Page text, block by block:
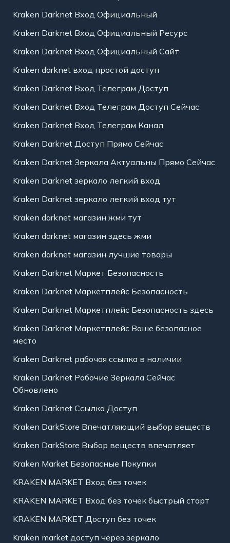
Kraken Darknet Вход Официальный
Kraken Darknet Вход Официальный Ресурс
Kraken Darknet Вход Официальный Сайт
Kraken darknet вход простой доступ
Kraken Darknet Вход Телеграм Доступ
Kraken Darknet Вход Телеграм Доступ Сейчас
Kraken Darknet Вход Телеграм Канал
Kraken Darknet Доступ Прямо Сейчас
Kraken Darknet Зеркала Актуальны Прямо Сейчас
Kraken Darknet зеркало легкий вход
Kraken Darknet зеркало легкий вход тут
Kraken darknet магазин жми тут
Kraken darknet магазин здесь жми
Kraken darknet магазин лучшие товары
Kraken Darknet Маркет Безопасность
Kraken Darknet Маркетплейс Безопасность
Kraken Darknet Маркетплейс Безопасность здесь
Kraken Darknet Маркетплейс Ваше безопасное
место
Kraken Darknet рабочая ссылка в наличии
Kraken Darknet Рабочие Зеркала Сейчас
Обновлено
Kraken Darknet Ссылка Доступ
Kraken DarkStore Впечатляющий выбор веществ
Kraken DarkStore Выбор веществ впечатляет
Kraken Market Безопасные Покупки
KRAKEN MARKET Вход без точек
KRAKEN MARKET Вход без точек быстрый старт
KRAKEN MARKET Доступ без точек
Kraken market доступ через зеркало